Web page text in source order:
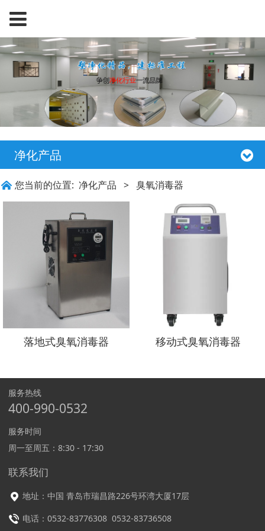
净化产品
您当前的位置: 净化产品 > 臭氧消毒器
落地式臭氧消毒器 移动式臭氧消毒器
服务热线
400-990-0532
服务时间
周一至周五：8:30 - 17:30
联系我们
地址：中国 青岛市瑞昌路226号环湾大厦17层
电话：0532-83776308 0532-83736508